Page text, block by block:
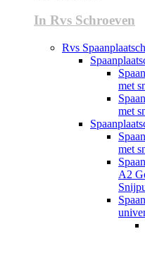
In Rvs Schroeven
Rvs
met
met
met
A2